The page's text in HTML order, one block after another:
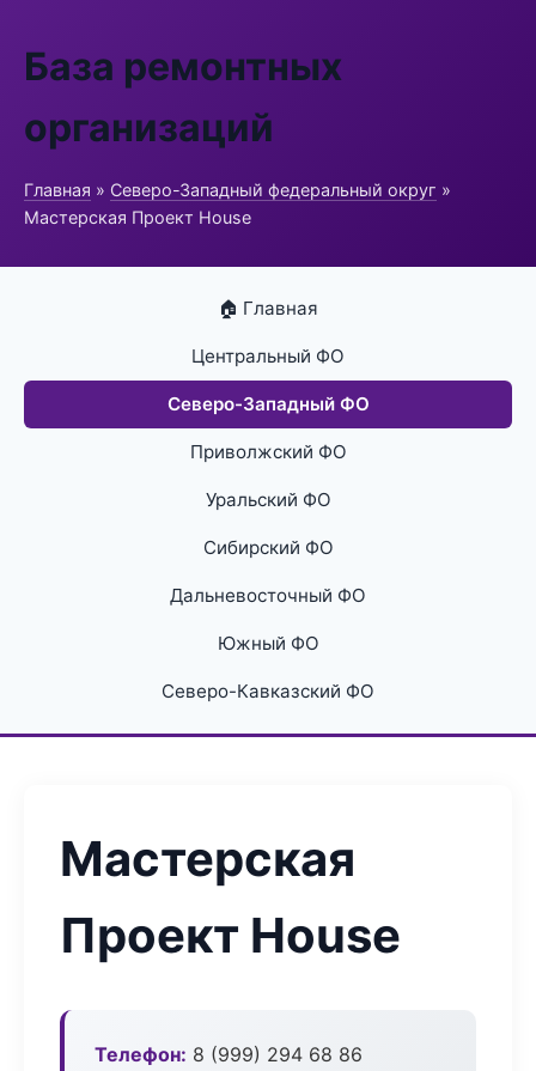
База ремонтных
организаций
Главная » Северо-Западный федеральный округ »
Мастерская Проект House
🏠 Главная
Центральный ФО
Северо-Западный ФО
Приволжский ФО
Уральский ФО
Сибирский ФО
Дальневосточный ФО
Южный ФО
Северо-Кавказский ФО
Мастерская
Проект House
Телефон: 8 (999) 294 68 86